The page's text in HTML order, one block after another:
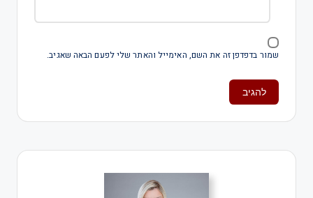
שמור בדפדפן זה את השם, האימייל והאתר שלי לפעם הבאה שאגיב.